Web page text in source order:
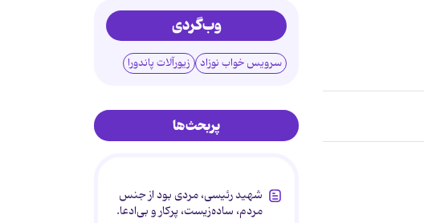
وب‌گردی
سرویس خواب نوزاد زیورآلات پاندورا
پربحث‌ها
شهید رئیسی، مردی بود از جنس
مردم، ساده‌زیست، پرکار و بی‌ادعا.